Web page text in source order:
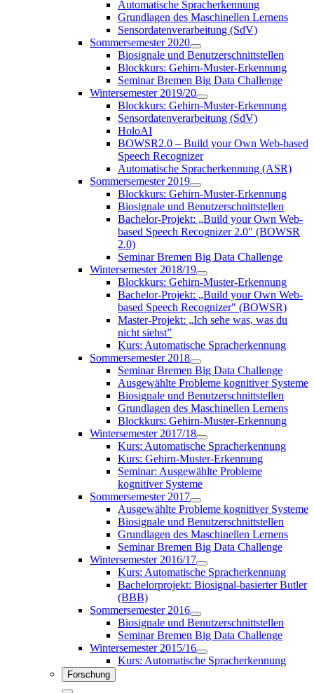
Automatische Spracherkennung
Grundlagen des Maschinellen Lernens
Sensordatenverarbeitung (SdV)
Sommersemester 2020
Biosignale und Benutzerschnittstellen
Blockkurs: Gehirn-Muster-Erkennung
Seminar Bremen Big Data Challenge
Wintersemester 2019/20
Blockkurs: Gehirn-Muster-Erkennung
Sensordatenverarbeitung (SdV)
HoloAI
BOWSR2.0 – Build your Own Web-based
Speech Recognizer
Automatische Spracherkennung (ASR)
Sommersemester 2019
Blockkurs: Gehirn-Muster-Erkennung
Biosignale und Benutzerschnittstellen
Bachelor-Projekt: „Build your Own Web-
based Speech Recognizer 2.0" (BOWSR
2.0)
Seminar Bremen Big Data Challenge
Wintersemester 2018/19
Blockkurs: Gehirn-Muster-Erkennung
Bachelor-Projekt: „Build your Own Web-
based Speech Recognizer" (BOWSR)
Master-Projekt: „Ich sehe was, was du
nicht siehst”
Kurs: Automatische Spracherkennung
Sommersemester 2018
Seminar Bremen Big Data Challenge
Ausgewählte Probleme kognitiver Systeme
Biosignale und Benutzerschnittstellen
Grundlagen des Maschinellen Lernens
Blockkurs: Gehirn-Muster-Erkennung
Wintersemester 2017/18
Kurs: Automatische Spracherkennung
Kurs: Gehirn-Muster-Erkennung
Seminar: Ausgewählte Probleme
kognitiver Systeme
Sommersemester 2017
Ausgewählte Probleme kognitiver Systeme
Biosignale und Benutzerschnittstellen
Grundlagen des Maschinellen Lernens
Seminar Bremen Big Data Challenge
Wintersemester 2016/17
Kurs: Automatische Spracherkennung
Bachelorprojekt: Biosignal-basierter Butler
(BBB)
Sommersemester 2016
Biosignale und Benutzerschnittstellen
Seminar Bremen Big Data Challenge
Wintersemester 2015/16
Kurs: Automatische Spracherkennung
Forschung